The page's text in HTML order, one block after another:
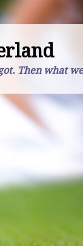
Then what